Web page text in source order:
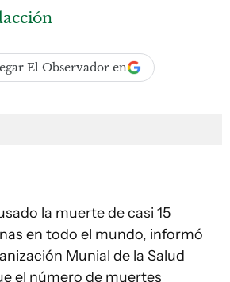
El Observador en
la muerte de casi 15
en todo el mundo, informó
Munial de la Salud
el número de muertes